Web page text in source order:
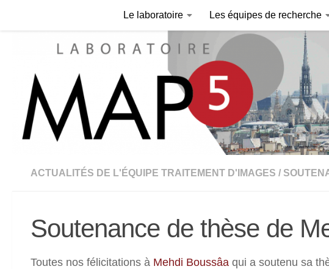
Le laboratoire Les équipes de recherche
ACTUALITÉS DE L'ÉQUIPE TRAITEMENT D'IMAGES /
Soutenance de thèse de
Toutes nos félicitations à Mehdi Boussâa qui a soutenu sa